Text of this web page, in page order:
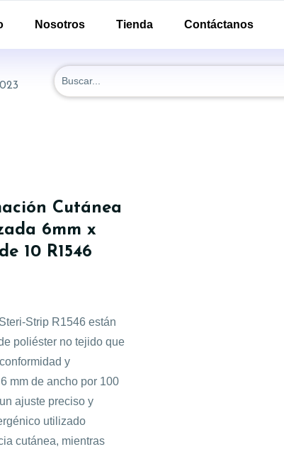
Nosotros Tienda Contáctanos
Cutánea
6mm x
10 R1546
Strip R1546 están
poliéster no tejido que
y
mm de ancho por 100
ajuste preciso y
utilizado
cutánea, mientras